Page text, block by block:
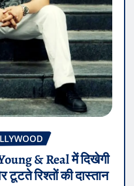
& Real में दिखेगी
रिश्तों की दास्तान